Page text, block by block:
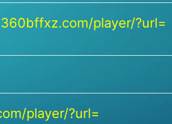
player/?url=
player/?url=